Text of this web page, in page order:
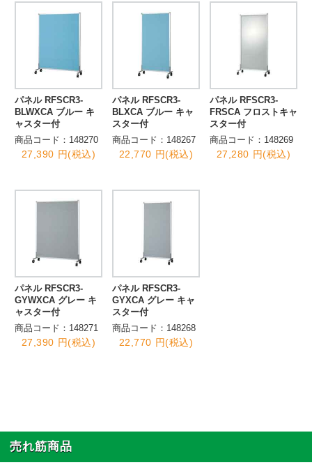
パネル RFSCR3-
BLWXCA ブルー キ
ャスター付
商品コード：148270
27,390 円(税込)
パネル RFSCR3-
BLXCA ブルー キャ
スター付
商品コード：148267
22,770 円(税込)
パネル RFSCR3-
FRSCA フロストキャ
スター付
商品コード：148269
27,280 円(税込)
パネル RFSCR3-
GYWXCA グレー キ
ャスター付
商品コード：148271
27,390 円(税込)
パネル RFSCR3-
GYXCA グレー キャ
スター付
商品コード：148268
22,770 円(税込)
売れ筋商品